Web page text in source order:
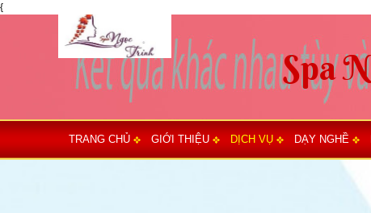
{
TRANG CHỦ GIỚI THIỆU DỊCH VỤ DẠY NGHỀ